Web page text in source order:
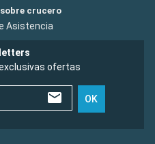
crucero
Asistencia
ofertas
OK